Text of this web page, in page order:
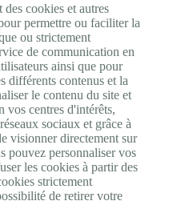
cookies et autres
permettre ou faciliter la
ou strictement
de communication en
ainsi que pour
différents contenus et la
le contenu du site et
vos centres d'intérêts,
sociaux et grâce à
visionner directement sur
pouvez personnaliser vos
les cookies à partir des
strictement
de retirer votre